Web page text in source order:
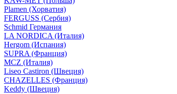
Plamen (Хорватия)
FERGUSS (Сербия)
Schmid Германия
LA NORDICA (Италия)
Hergom (Испания)
SUPRA (Франция)
MCZ (Италия)
Liseo Castiron (Швеция)
CHAZELLES (Франция)
Keddy (Швеция)